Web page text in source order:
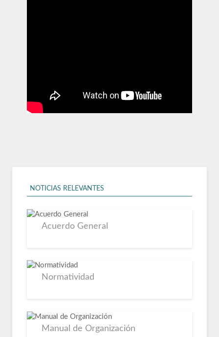
Acuerdo General
Normatividad
Manual de Organización